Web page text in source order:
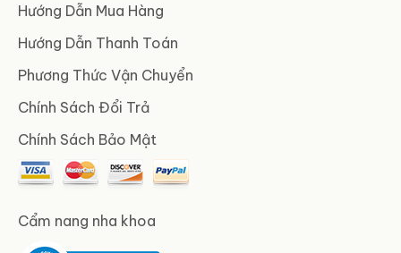
Hướng Dẫn Mua Hàng
Hướng Dẫn Thanh Toán
Phương Thức Vận Chuyển
Chính Sách Đổi Trả
Chính Sách Bảo Mật
Cẩm nang nha khoa